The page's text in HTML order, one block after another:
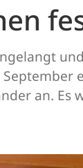
an. Es